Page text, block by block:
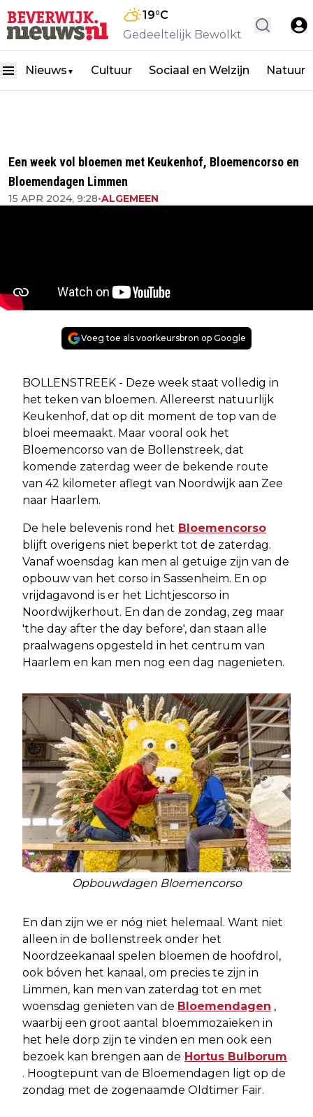
19°C
Gedeeltelijk Bewolkt
Nieuws ▼ Cultuur Sociaal en Welzijn Natuur
Een week vol bloemen met Keukenhof, Bloemencorso en
Bloemendagen Limmen
15 APR 2024, 9:28•ALGEMEEN
Voeg toe als voorkeursbron op Google
BOLLENSTREEK - Deze week staat volledig in
het teken van bloemen. Allereerst natuurlijk
Keukenhof, dat op dit moment de top van de
bloei meemaakt. Maar vooral ook het
Bloemencorso van de Bollenstreek, dat
komende zaterdag weer de bekende route
van 42 kilometer aflegt van Noordwijk aan Zee
naar Haarlem.
De hele belevenis rond het Bloemencorso
blijft overigens niet beperkt tot de zaterdag.
Vanaf woensdag kan men al getuige zijn van de
opbouw van het corso in Sassenheim. En op
vrijdagavond is er het Lichtjescorso in
Noordwijkerhout. En dan de zondag, zeg maar
'the day after the day before', dan staan alle
praalwagens opgesteld in het centrum van
Haarlem en kan men nog een dag nagenieten.
Opbouwdagen Bloemencorso
En dan zijn we er nóg niet helemaal. Want niet
alleen in de bollenstreek onder het
Noordzeekanaal spelen bloemen de hoofdrol,
ook bóven het kanaal, om precies te zijn in
Limmen, kan men van zaterdag tot en met
woensdag genieten van de Bloemendagen ,
waarbij een groot aantal bloemmozaïeken in
het hele dorp zijn te vinden en men ook een
bezoek kan brengen aan de Hortus Bulborum
. Hoogtepunt van de Bloemendagen ligt op de
zondag met de zogenaamde Oldtimer Fair.